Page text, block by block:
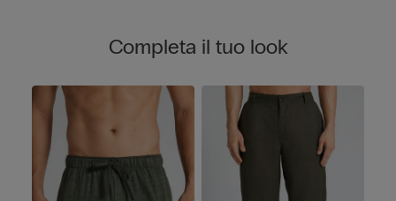
Completa il tuo look